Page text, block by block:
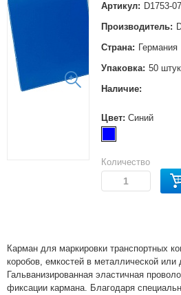
Артикул: D1753-07
Производитель:
Страна: Германия
Упаковка: 50
Наличие:
Цвет: Синий
Количество
Карман для маркировки транспортных
коробов, емкостей в металлической или
Гальванизированная эластичная
фиксации кармана. Благодаря